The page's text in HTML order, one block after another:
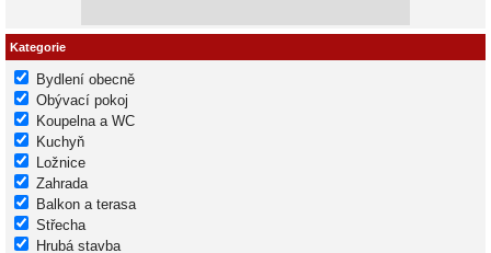
Kategorie
Bydlení obecně
Obývací pokoj
Koupelna a WC
Kuchyň
Ložnice
Zahrada
Balkon a terasa
Střecha
Hrubá stavba